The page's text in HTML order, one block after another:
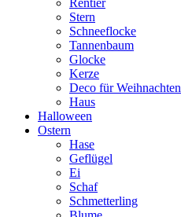
Rentier
Stern
Schneeflocke
Tannenbaum
Glocke
Kerze
Deco für Weihnachten
Haus
Halloween
Ostern
Hase
Geflügel
Ei
Schaf
Schmetterling